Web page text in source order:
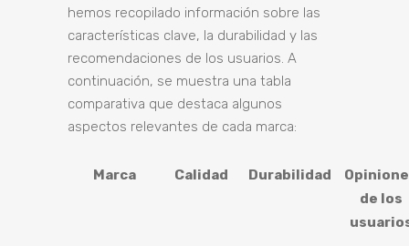
hemos recopilado información sobre las
características clave, la durabilidad y las
recomendaciones de los usuarios. A
continuación, se muestra una tabla
comparativa que destaca algunos
aspectos relevantes de cada marca:
Marca Calidad Durabilidad
de los